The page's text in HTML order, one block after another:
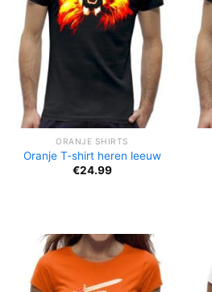
ORANJE SHIRTS
Oranje T-shirt heren leeuw
€24.99